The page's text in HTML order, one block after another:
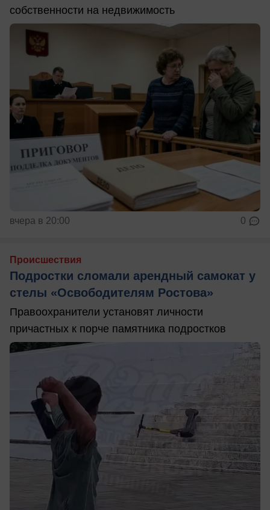
собственности на недвижимость
вчера в 20:00 0
Происшествия
Подростки сломали арендный самокат у
стелы «Освободителям Ростова»
Правоохранители установят личности
причастных к порче памятника подростков